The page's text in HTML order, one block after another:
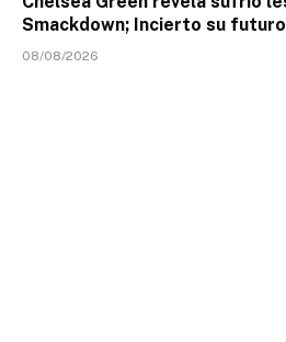
Smackdown; Incierto su
08/08/2026